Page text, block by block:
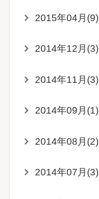
2015年04月(9)
2014年12月(3)
2014年11月(3)
2014年09月(1)
2014年08月(2)
2014年07月(3)